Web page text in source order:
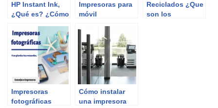
HP Instant Ink,
¿Qué es? ¿Cómo
necesitas saber?
Impresoras para
móvil
Reciclados ¿Que
son los
Impresoras
fotográficas
Cómo instalar
una impresora